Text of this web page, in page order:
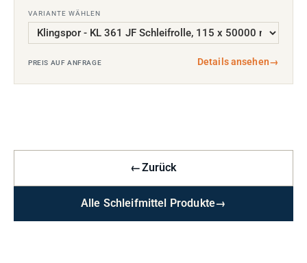
VARIANTE WÄHLEN
PREIS AUF ANFRAGE Details ansehen→
←Zurück
Alle Schleifmittel Produkte→